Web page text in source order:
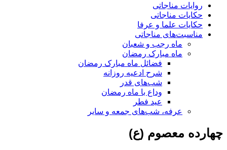
روایات مناجاتی
حکایات مناجاتی
حکایات علما و عرفا
مناسبت‌های مناجاتی
ماه رجب و شعبان
ماه مبارک رمضان
فضائل ماه مبارک رمضان
شرح ادعیه روزانه
شب‌های قدر
وداع با ماه رمضان
عید فطر
عرفه، شب‌های جمعه و سایر
چهارده معصوم (ع)